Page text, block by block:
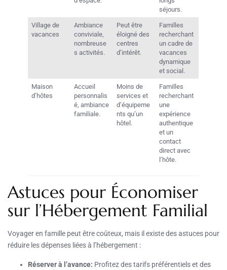
séjours.
Village de
vacances
Ambiance
conviviale,
nombreuse
s activités.
Peut être
éloigné des
centres
d’intérêt.
Familles
recherchant
un cadre de
vacances
dynamique
et social.
Maison
d’hôtes
Accueil
personnalis
é, ambiance
familiale.
Moins de
services et
d’équipeme
nts qu’un
hôtel.
Familles
recherchant
une
expérience
authentique
et un
contact
direct avec
l’hôte.
Astuces pour Économiser
sur l’Hébergement Familial
Voyager en famille peut être coûteux, mais il existe des astuces pour
réduire les dépenses liées à l’hébergement :
Réserver à l’avance: Profitez des tarifs préférentiels et des